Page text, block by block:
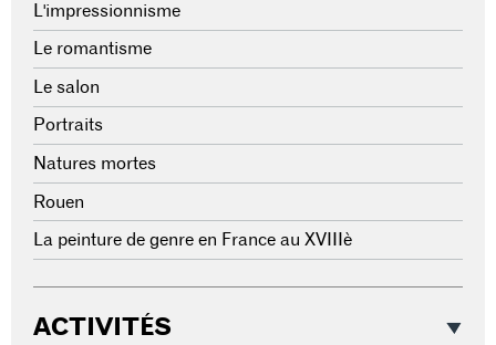
L'impressionnisme
Le romantisme
Le salon
Portraits
Natures mortes
Rouen
La peinture de genre en France au XVIIIè
ACTIVITÉS